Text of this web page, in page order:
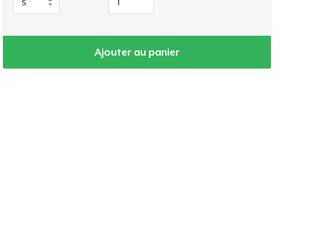
Ajouter au panier